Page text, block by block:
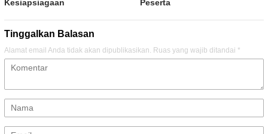
Kesiapsiagaan Peserta
Tinggalkan Balasan
Alamat email Anda tidak akan dipublikasikan. Ruas yang wajib ditandai *